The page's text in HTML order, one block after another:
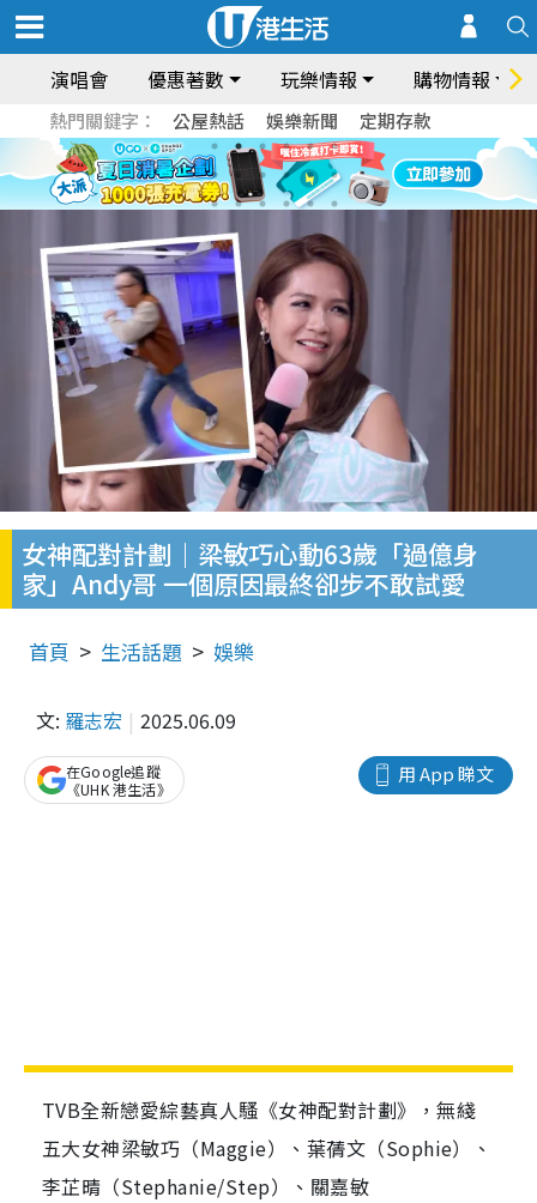
演唱會 優惠著數 玩樂情報 購物情報
熱門關鍵字： 公屋熱話 娛樂新聞 定期存款
女神配對計劃｜梁敏巧心動63歲「過億身
家」Andy哥 一個原因最終卻步不敢試愛
首頁 生活話題 娛樂
文: 羅志宏 2025.06.09
用 App 睇文
在Google追蹤
《UHK 港生活》
TVB全新戀愛綜藝真人騷《女神配對計劃》，無綫
五大女神梁敏巧（Maggie）、葉蒨文（Sophie）、
李芷晴（Stephanie/Step）、關嘉敏